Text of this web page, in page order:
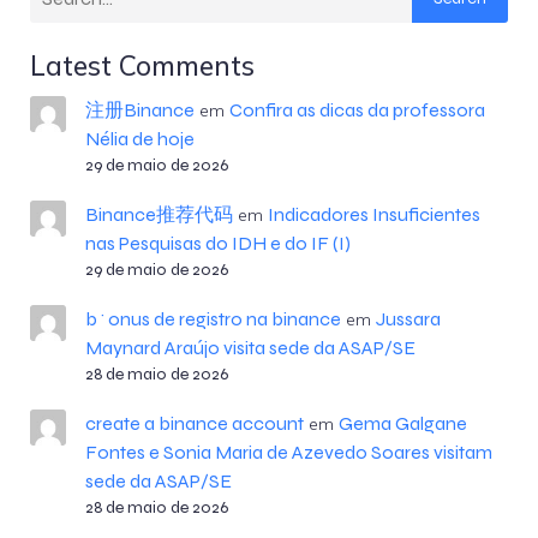
Latest Comments
注册Binance em Confira as dicas da professora
Nélia de hoje
29 de maio de 2026
Binance推荐代码em Indicadores Insuficientes
nas Pesquisas do IDH e do IF (I)
29 de maio de 2026
b^onus de registro na binance em Jussara
Maynard Araújo visita sede da ASAP/SE
28 de maio de 2026
create a binance accountem Gema Galgane
Fontes e Sonia Maria de Azevedo Soares visitam
sede da ASAP/SE
28 de maio de 2026